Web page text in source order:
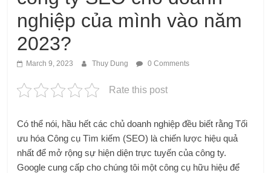
nghiệp của mình vào năm
2023?
March 9, 2023 Thuy Dung 0 Comments
Rate this post
Có thể nói, hầu hết các chủ doanh nghiệp đều biết rằng Tối
ưu hóa Công cụ Tìm kiếm (SEO) là chiến lược hiệu quả
nhất để mở rộng sự hiện diện trực tuyến của công ty.
Google cung cấp cho chúng tôi một công cụ hữu hiệu để